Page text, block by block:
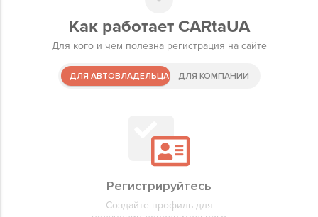
Как работает CARtaUA
Для кого и чем полезна регистрация на сайте
ДЛЯ АВТОВЛАДЕЛЬЦА ДЛЯ КОМПАНИИ
Регистрируйтесь
Создайте профиль для
Регистрируйте компанию
Регистрируйте компанию для